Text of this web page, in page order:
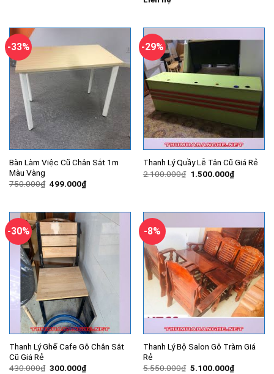
-33%
Bàn Làm Việc Cũ Chân Sắt 1m
Màu Vàng
750.000₫ Giá
499.000₫Giá
hiện
499.000₫.
-29%
Thanh Lý Quầy Lễ Tân Cũ Giá Rẻ
2.100.000₫ Giá
1.500.000₫Giá
hiện
-30%
Thanh Lý Ghế Cafe Gỗ Chân Sắt
Cũ Giá Rẻ
430.000₫ Giá
300.000₫Giá
-8%
Thanh Lý Bộ Salon Gỗ Tràm Giá
Rẻ
5.550.000₫ Giá
5.100.000₫Giá